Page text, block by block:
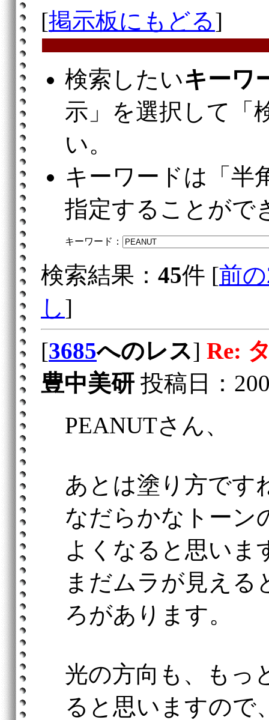
[掲示板にもどる]
検索したいキーワ
示」を選択して「
い。
キーワードは「半
指定することがで
キーワード：
検索結果： 45件 [前
し]
[3685へのレス] Re:
豊中美研 投稿日：
PEANUTさん、
あとは塗り方です
なだらかなトーン
よくなると思いま
まだムラが見える
ろがあります。
光の方向も、もっ
ると思いますので